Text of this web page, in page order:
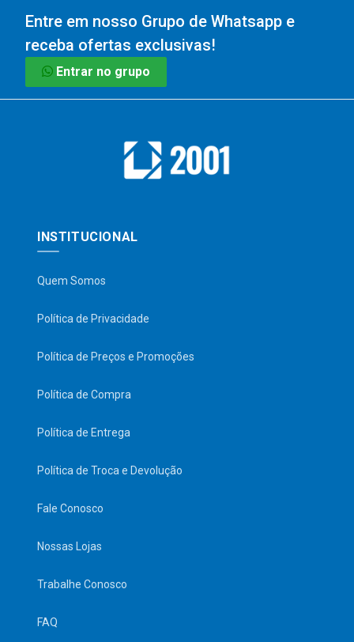
Entre em nosso Grupo de Whatsapp e
receba ofertas exclusivas!
Entrar no grupo
INSTITUCIONAL
Quem Somos
Política de Privacidade
Política de Preços e Promoções
Política de Compra
Política de Entrega
Política de Troca e Devolução
Fale Conosco
Nossas Lojas
Trabalhe Conosco
FAQ